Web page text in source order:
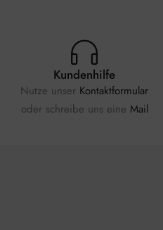
Kundenhilfe
Nutze unser Kontaktformular
oder schreibe uns eine Mail